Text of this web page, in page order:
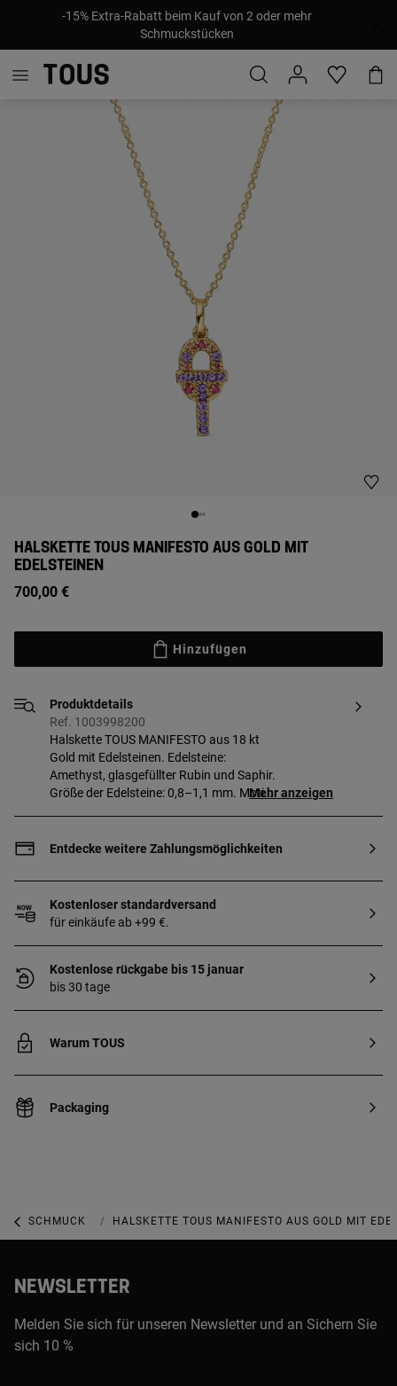
-15% Extra-Rabatt beim Kauf von 2 oder mehr
Schmuckstücken
HALSKETTE TOUS MANIFESTO AUS GOLD MIT
EDELSTEINEN
700,00 €
Hinzufügen
Produktdetails
Ref. 1003998200
Halskette TOUS MANIFESTO aus 18 kt
Gold mit Edelsteinen. Edelsteine:
Amethyst, glasgefüllter Rubin und Saphir.
Größe der Edelsteine: 0,8–1,1 mm. Motiv-Mehr anzeigen
Entdecke weitere Zahlungsmöglichkeiten
Kostenloser standardversand
für einkäufe ab +99 €.
Kostenlose rückgabe bis 15 januar
bis 30 tage
Warum TOUS
Packaging
SCHMUCK SCHMUCK MIT EDELSTEINEN
HALSKETTE TOUS MANIFESTO AUS GOLD MIT
NEWSLETTER
Melden Sie sich für unseren Newsletter und an Sichern Sie
sich 10 %